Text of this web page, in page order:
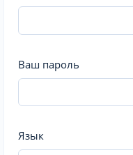
Ваш пароль
Язык